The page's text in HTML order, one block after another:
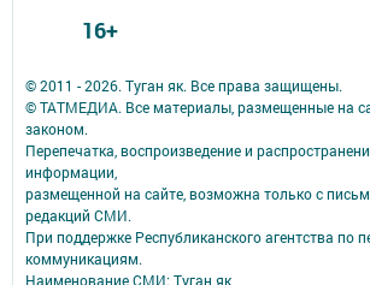
© 2011 - 2026. Туган як. Все права защищены.
© ТАТМЕДИА. Все материалы, размещенные на
законом.
Перепечатка, воспроизведение и
информации,
размещенной на сайте, возможна только с
редакций СМИ.
При поддержке Республиканского агентства по
коммуникациям.
Наименование СМИ: Туган як
16+